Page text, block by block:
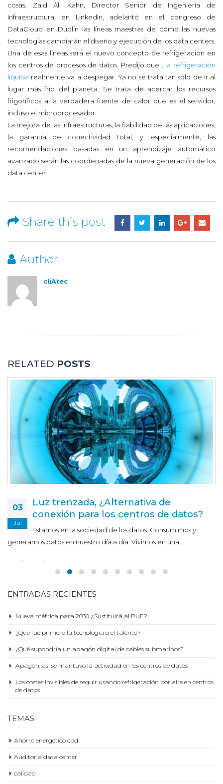
cosas. Zaid Ali Kahn, Director Senior de Ingeniería de
Infraestructura, en LinkedIn, adelantó en el congreso de
DataCloud en Dublín las líneas maestras de cómo las nuevas
tecnologías cambiarán el diseño y ejecución de los data centers.
Una de esas líneas será el nuevo concepto de refrigeración en
los centros de procesos de datos. Predijo que
, la refrigeración
líquida realmente va a despegar. Ya no se trata tan sólo de ir al
lugar más frío del planeta. Se trata de acercar los recursos
frigoríficos a la verdadera fuente de calor que es el servidor,
incluso el microprocesador.
La mejora de las infraestructuras, la fiabilidad de las aplicaciones,
la garantía de conectividad total, y, especialmente, las
recomendaciones basadas en un aprendizaje automático
avanzado serán las coordenadas de la nueva generación de los
data center
Share this post
Author
cliAtec
RELATED POSTS
03
Jul
Luz trenzada, ¿Alternativa de
conexión para los centros de datos?
Estamos en la sociedad de los datos. Consumimos y
generamos datos en nuestro día a día. Vivimos en una…
read more
Los costes invisibles de seguir usando refrigeración por aire en centros